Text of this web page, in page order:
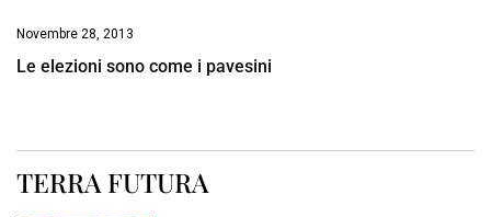
Novembre 28, 2013
Le elezioni sono come i pavesini
TERRA FUTURA